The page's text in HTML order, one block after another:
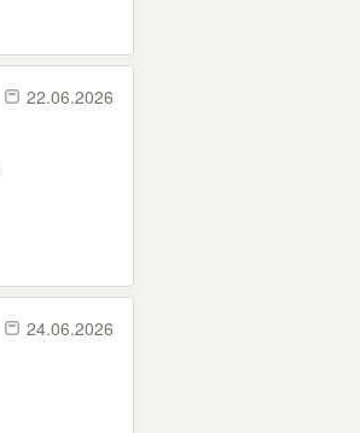
22.06.2026
24.06.2026